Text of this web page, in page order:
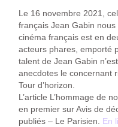
Le 16 novembre 2021,
français Jean Gabin
cinéma français est en
acteurs phares, emporté
talent de Jean Gabin
anecdotes le concernant
Tour d’horizon.
L’article L’hommage de
en premier sur Avis de
publiés – Le Parisien. En